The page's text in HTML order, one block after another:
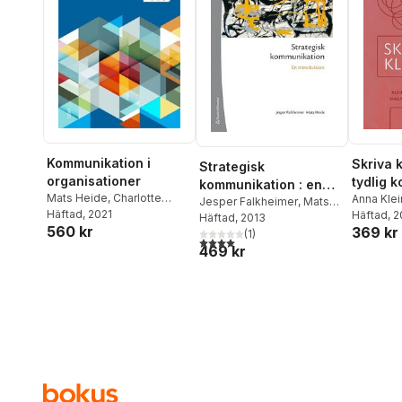
Kommunikation i
organisationer
Mats Heide, Charlotte
Simonsson,
Johansson
Häftad, 2021
560 kr
Strategisk
kommunikation : en
introduktion
Jesper Falkheimer, Mats
Heide
Häftad, 2013
4,0utav 5 stjärnor. Totalt antal röster:
(1)
469 kr
Skriva
tydlig
en tid
Anna
Häftad,
369 kr